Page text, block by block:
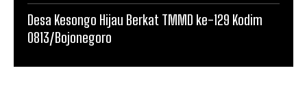
Desa Kesongo Hijau Berkat TMMD ke-129 Kodim
0813/Bojonegoro